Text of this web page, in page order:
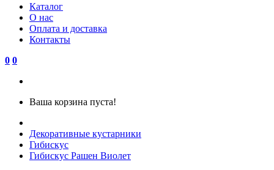
Каталог
О нас
Оплата и доставка
Контакты
0 0
Ваша корзина пуста!
Декоративные кустарники
Гибискус
Гибискус Рашен Виолет